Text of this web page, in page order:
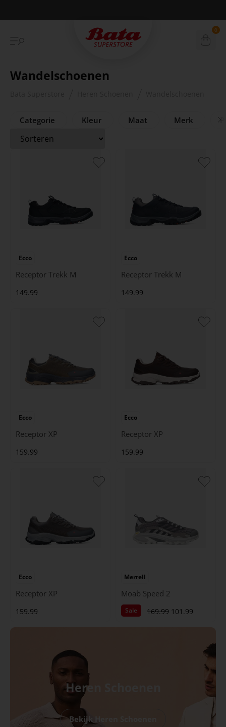
Betaal achteraf met Klarna 0
Wandelschoenen
Categorie Kleur Maat Merk
Ecco
Receptor Trekk M
149.99
Ecco
Receptor Trekk M
149.99
Ecco
Receptor XP
159.99
Ecco
Receptor XP
159.99
Ecco
Receptor XP
159.99
Merrell
Moab Speed 2
Sale 169.99 101.99
Heren Schoenen
Bekijk Heren Schoenen